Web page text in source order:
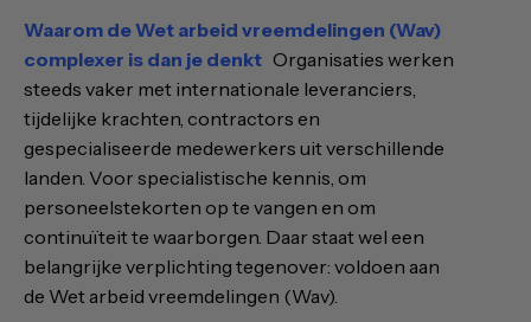
Waarom de Wet arbeid vreemdelingen (Wav)
complexer is dan je denkt Organisaties werken
steeds vaker met internationale leveranciers,
tijdelijke krachten, contractors en
gespecialiseerde medewerkers uit verschillende
landen. Voor specialistische kennis, om
personeelstekorten op te vangen en om
continuïteit te waarborgen. Daar staat wel een
belangrijke verplichting tegenover: voldoen aan
de Wet arbeid vreemdelingen (Wav).